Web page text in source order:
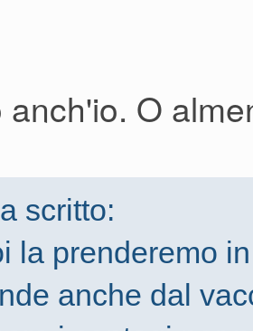
anch'io. O
scritto:
la prenderemo
anche dal